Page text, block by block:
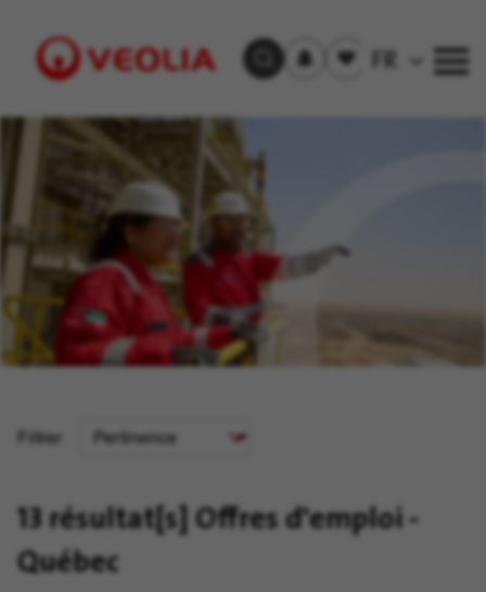
Visit
Trouver un emploi
aux
Offre(s)
sauvegardée(s)
FR
Filtrer
Critère
13 résultat[s]Offres d'emploi -
Québec